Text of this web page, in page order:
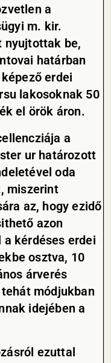
a
m. kir.
nyujtottak be,
határban
erdei
lakosoknak 50
el örök áron.
a
ur határozott
oda
miszerint
az, hogy ezidő
azon
kérdéses erdei
osztva, 10
árverés
módjukban
idejében a
ezuttal